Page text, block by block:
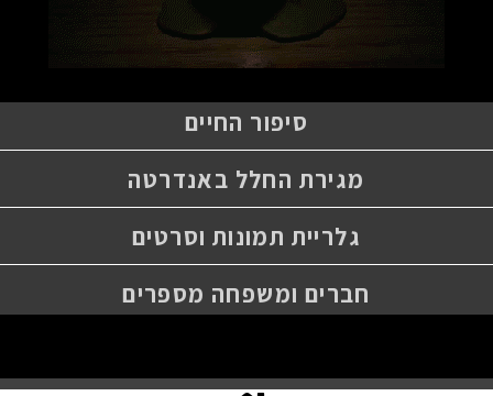
סיפור החיים
מגירת החלל באנדרטה
גלריית תמונות וסרטים
חברים ומשפחה מספרים